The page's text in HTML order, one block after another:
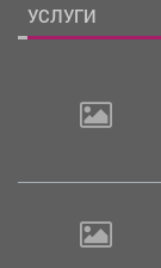
УСЛУГИ